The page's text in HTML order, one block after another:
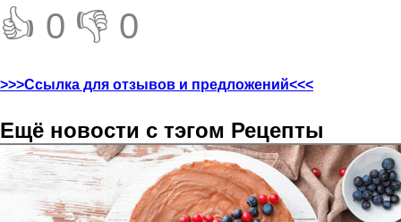
👍 0 👎 0
>>>Ссылка для отзывов и предложений<<<
Ещё новости с тэгом Рецепты